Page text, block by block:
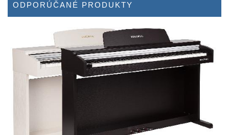
ODPORÚČANÉ PRODUKTY